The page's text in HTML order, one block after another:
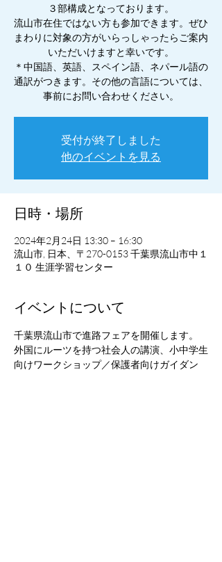
３部構成となっております。
流山市在住ではない方も参加できます。ぜひ
まわりに対象の方がいらっしゃったらご案内
いただいけますと幸いです。
＊中国語、英語、スペイン語、ネパール語の
通訳がつきます。その他の言語については、
事前にお問い合わせください。
受付が終了しました
他のイベントを見る
日時・場所
2024年2月24日 13:30 – 16:30
流山市, 日本、〒270-0153 千葉県流山市中１
１０ 生涯学習センター
イベントについて
千葉県流山市で進路フェアを開催します。
外国にルーツを持つ社会人の講演、小中学生
向けワークショップ／保護者向けガイダン